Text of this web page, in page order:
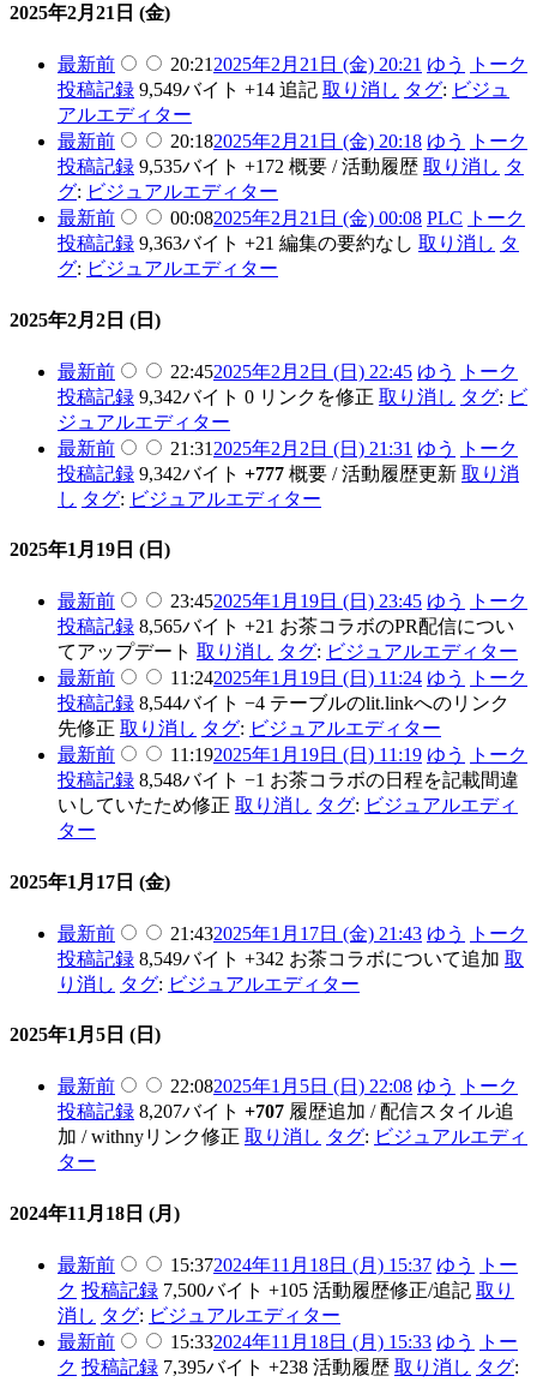
2025年2月21日 (金)
最新前 20:21 2025年2月21日 (金) 20:21 ゆう
トーク
投稿記録 9,549バイト +14 追記 取り消し タグ: ビジュ
アルエディター
最新前 20:182025年2月21日 (金) 20:18 ゆう
トーク
投稿記録 9,535バイト +172 概要 / 活動履歴 取り消し タ
グ: ビジュアルエディター
最新前 00:082025年2月21日 (金) 00:08 PLC
トーク
投稿記録 9,363バイト +21 編集の要約なし 取り消し タ
グ: ビジュアルエディター
2025年2月2日 (日)
最新前 22:452025年2月2日 (日) 22:45 ゆう
トーク
投稿記録 9,342バイト 0 リンクを修正 取り消し タグ: ビ
ジュアルエディター
最新前 21:31 2025年2月2日 (日) 21:31 ゆう
トーク
投稿記録 9,342バイト +777 概要 / 活動履歴更新 取り消
し タグ: ビジュアルエディター
2025年1月19日 (日)
最新前 23:452025年1月19日 (日) 23:45 ゆう
トーク
投稿記録 8,565バイト +21 お茶コラボのPR配信につい
てアップデート 取り消し タグ: ビジュアルエディター
最新前 11:242025年1月19日 (日) 11:24 ゆう
トーク
投稿記録 8,544バイト −4 テーブルのlit.linkへのリンク
先修正 取り消し タグ: ビジュアルエディター
最新前 11:192025年1月19日 (日) 11:19 ゆう
トーク
投稿記録 8,548バイト −1 お茶コラボの日程を記載間違
いしていたため修正 取り消し タグ: ビジュアルエディ
ター
2025年1月17日 (金)
最新前 21:432025年1月17日 (金) 21:43 ゆう
トーク
投稿記録 8,549バイト +342 お茶コラボについて追加 取
り消し タグ: ビジュアルエディター
2025年1月5日 (日)
最新前 22:082025年1月5日 (日) 22:08 ゆう
トーク
投稿記録 8,207バイト +707 履歴追加 / 配信スタイル追
加 / withnyリンク修正 取り消し タグ: ビジュアルエディ
ター
2024年11月18日 (月)
最新前 15:372024年11月18日 (月) 15:37 ゆう
トー
ク 投稿記録 7,500バイト +105 活動履歴修正/追記 取り
消し タグ: ビジュアルエディター
最新前 15:332024年11月18日 (月) 15:33 ゆう
トー
ク 投稿記録 7,395バイト +238 活動履歴 取り消し タグ: